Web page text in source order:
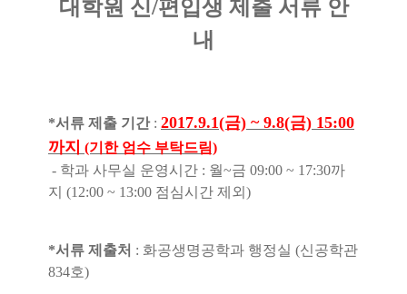
대학원 신/편입생 제출 서류 안
내
*서류 제출 기간: 2017.9.1(금) ~ 9.8(금) 15:00
까지 (기한 엄수 부탁드림)
- 학과 사무실 운영시간 : 월~금 09:00 ~ 17:30까
지 (12:00 ~ 13:00 점심시간 제외)
*서류 제출처 : 화공생명공학과 행정실 (신공학관
834호)